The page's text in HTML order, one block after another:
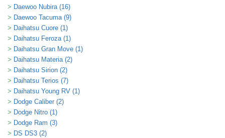
Daewoo Nubira (16)
Daewoo Tacuma (9)
Daihatsu Cuore (1)
Daihatsu Feroza (1)
Daihatsu Gran Move (1)
Daihatsu Materia (2)
Daihatsu Sirion (2)
Daihatsu Terios (7)
Daihatsu Young RV (1)
Dodge Caliber (2)
Dodge Nitro (1)
Dodge Ram (3)
DS DS3 (2)